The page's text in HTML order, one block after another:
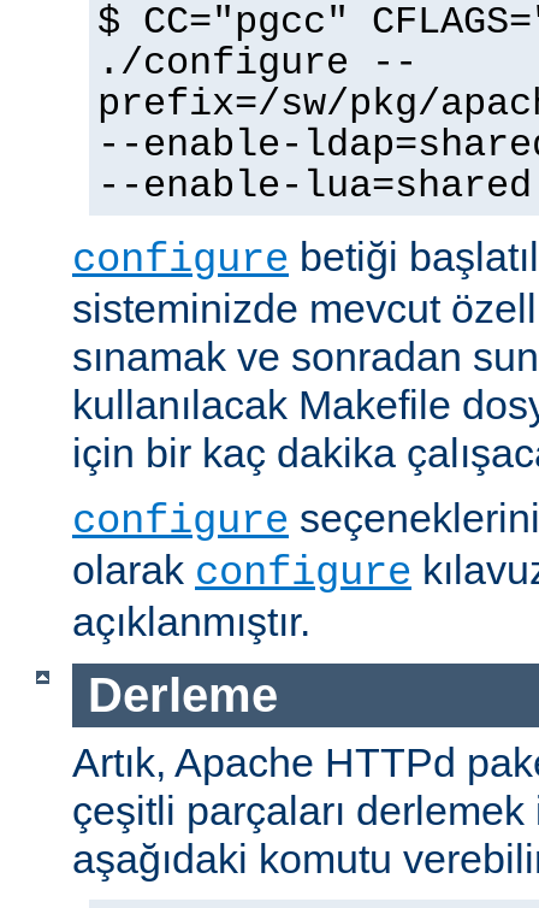
$ CC="pgcc"
./configure --
prefix=/sw/pkg/
--enable-
--enable-lua=shared
configure betiği
sisteminizde mevcut
sınamak ve sonradan
kullanılacak Makefile
için bir kaç dakika
configure
olarak configure
açıklanmıştır.
Derleme
Artık, Apache HTTPd
çeşitli parçaları
aşağıdaki komutu